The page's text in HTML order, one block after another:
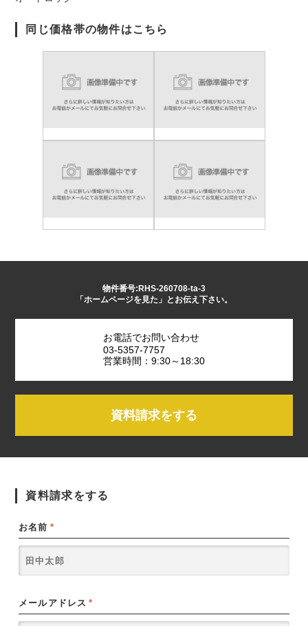
同じ価格帯の物件はこちら
物件番号:RHS-260708-ta-3
「ホームページを見た」とお伝え下さい。
お電話でお問い合わせ
03-5357-7757
営業時間：9:30～18:30
資料請求をする
資料請求をする
お名前 *
メールアドレス *